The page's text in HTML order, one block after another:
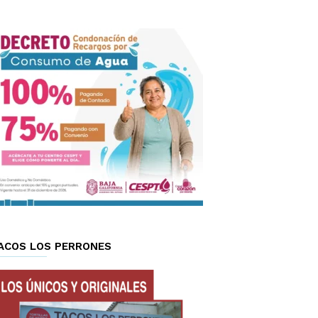
LOS PERRONES